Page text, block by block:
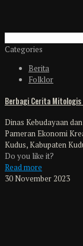
Categories
Berita
Folklor
Berbagi Cerita
Dinas Kebudayaan
Pameran Ekonomi
Kudus, Kabupaten
Do you like it?
Read more
30 November 2023